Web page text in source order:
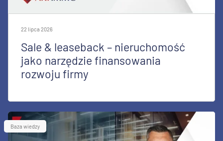
22 lipca 2026
Sale & leaseback – nieruchomość
jako narzędzie finansowania
rozwoju firmy
Baza wiedzy